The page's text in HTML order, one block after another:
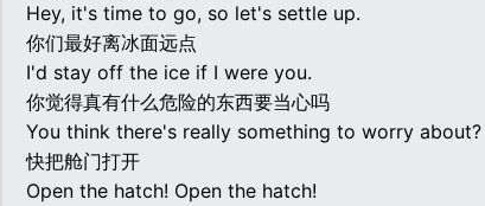
Hey, it's time to go, so let's settle up.
你们最好离冰面远点
I'd stay off the ice if I were you.
你觉得真有什么危险的东西要当心吗
You think there's really something to worry about?
快把舱门打开
Open the hatch! Open the hatch!